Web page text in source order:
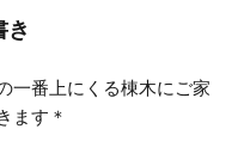
き
一番上にくる棟木にご家
ます＊